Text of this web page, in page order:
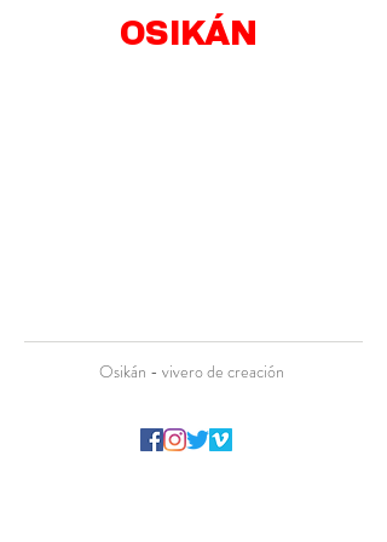
OSIKÁN
Osikán - vivero de creación